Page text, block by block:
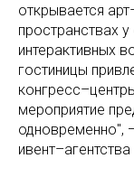
открывается
пространствах
интерактивных
гостиницы
мероприятие
одновременно",